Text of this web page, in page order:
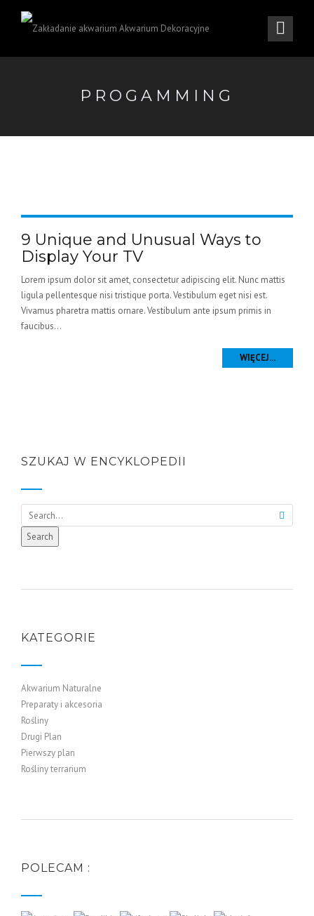
PROGAMMING
9 Unique and Unusual Ways to
Display Your TV
Lorem ipsum dolor sit amet, consectetur adipiscing elit. Nunc mattis
ligula pellentesque nisi tristique porta. Vestibulum eget nisi est.
Vivamus pharetra mattis ornare. Vestibulum ante ipsum primis in
faucibus...
WIĘCEJ...
SZUKAJ W ENCYKLOPEDII
Search
Search
KATEGORIE
Akwarium Naturalne
Preparaty i akcesoria
Rośliny
Drugi Plan
Pierwszy plan
Rośliny terrarium
POLECAM :